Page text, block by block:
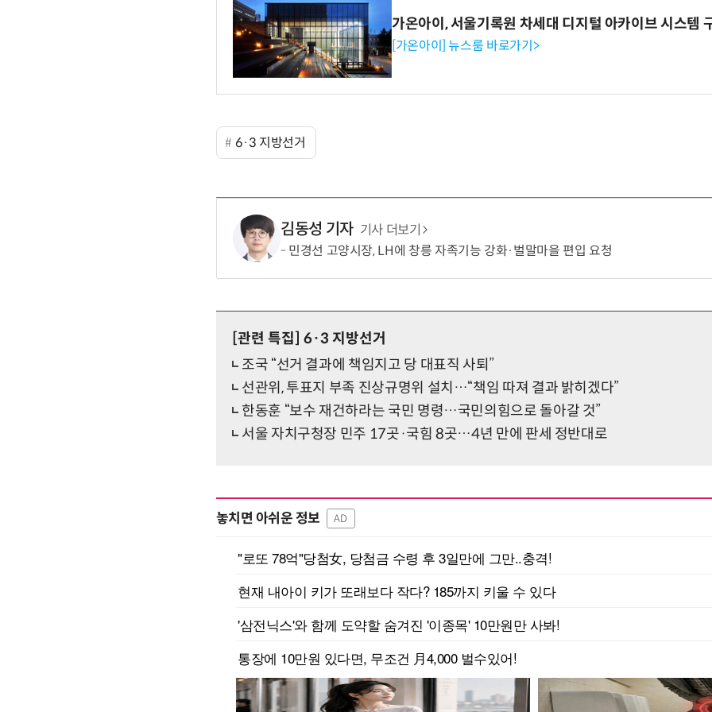
가온아이, 서울기록원 차세대 디지털 아카이브 시스템
[가온아이] 뉴스룸 바로가기>
6·3 지방선거
김동성 기자 기사 더보기
민경선 고양시장, LH에 창릉 자족기능 강화·벌말마을 편입 요청
[관련 특집] 6·3 지방선거
조국 “선거 결과에 책임지고 당 대표직 사퇴”
선관위, 투표지 부족 진상규명위 설치…“책임 따져 결과 밝히겠다”
한동훈 “보수 재건하라는 국민 명령…국민의힘으로 돌아갈 것”
서울 자치구청장 민주 17곳·국힘 8곳…4년 만에 판세 정반대로
놓치면 아쉬운 정보 AD